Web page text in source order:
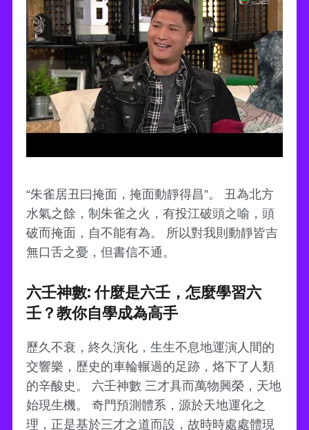
“朱雀居丑曰掩面，掩面動靜得昌”。 丑為北方
水氣之餘，制朱雀之火，有投江破頭之喻，頭
破而掩面，自不能有為。 所以對我則動靜皆吉
無口舌之憂，但書信不通。
六壬神數: 什麼是六壬，怎麼學習六
壬？教你自學成為高手
歷久不衰，終久演化，生生不息地運演人間的
交響樂，歷史的車輪輾過的足跡，烙下了人類
的辛酸史。 六壬神數 三才具而萬物興榮，天地
始現生機。 奇門預測體系，源於天地運化之
理，正是基於三才之道而設，故時時處處體現